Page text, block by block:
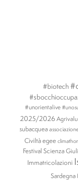
#biotech
#unorientalive
2025/2026
subacquea
Civiltà egeeclimathon
Festival Scienza
Immatricolazioni
Sardegna